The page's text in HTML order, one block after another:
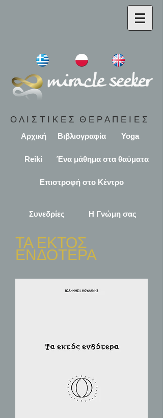
Ο Λ Ι Σ Τ Ι Κ Ε Σ Θ Ε Ρ Α Π Ε Ι Ε Σ
Αρχική Βιβλιογραφία Yoga
Reiki Ένα μάθημα στα θαύματα
Επιστροφή στο Κέντρο
Συνεδρίες Η Γνώμη σας
ΤΑ ΕΚΤΟΣ
ΕΝΔΟΤΕΡΑ